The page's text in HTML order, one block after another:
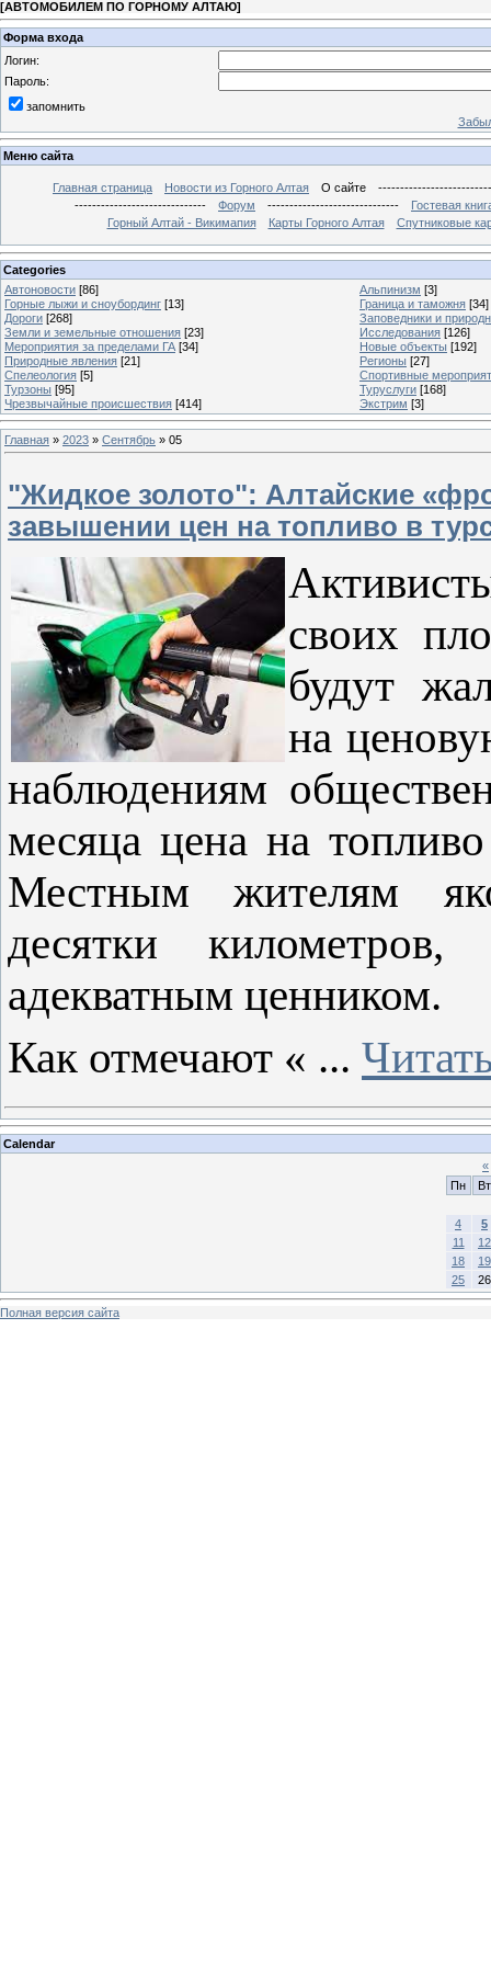
[АВТОМОБИЛЕМ ПО ГОРНОМУ АЛТАЮ]
Форма входа
Логин:
Пароль:
запомнить
Меню сайта
Главная страница Новости из Горного Алтая О сайте
------------------------------
Форум ------------------------------
Гостевая
Горный Алтай - Викимапия
Карты Горного Алтая Спутниковые
Categories
Автоновости [86] Альпинизм [3]
Горные лыжи и сноубординг [13] Граница и таможня [34]
Дороги [268]
Заповедники и
Земли и земельные отношения [23] Исследования [126]
Мероприятия за пределами ГА [34] Новые объекты [192]
Природные явления [21] Регионы [27]
Спелеология [5]
Спортивные
Турзоны [95] Туруслуги [168]
Чрезвычайные происшествия [414] Экстрим [3]
Главная » 2023 » Сентябрь » 05
"Жидкое золото": Алтайские
завышении цен на топливо в
своих
будут
на
наблюдениям
месяца цена на
Местным жителям
десятки
адекватным ценником.
Как отмечают « ...
Calendar
«
Пн
Вт
4
5
11
12
18
19
25
26
Полная версия сайта